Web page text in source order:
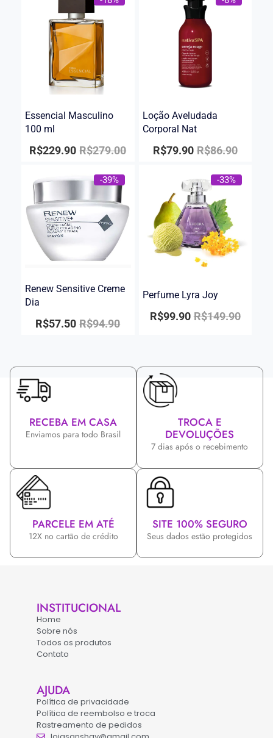
Essencial Masculino
100 ml
R$279.00
R$229.90
Loção Aveludada
Corporal Nat
R$86.90
R$79.90
-39%
Renew Sensitive Creme
Dia
R$94.90
R$57.50
-33%
Perfume Lyra Joy
R$149.90
R$99.90
RECEBA EM CASA
Enviamos para todo Brasil
TROCA E
DEVOLUÇÕES
7 dias após o recebimento
PARCELE EM ATÉ
12X no cartão de crédito
SITE 100% SEGURO
Seus dados estão protegidos
INSTITUCIONAL
Home
Sobre nós
Todos os produtos
Contato
AJUDA
Política de privacidade
Política de reembolso e troca
Rastreamento de pedidos